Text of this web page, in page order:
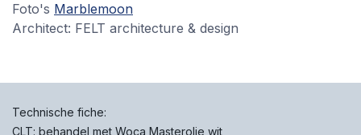
Foto's Marblemoon
Architect: FELT architecture & design
Technische fiche:
CLT: behandel met Woca Masterolie wit